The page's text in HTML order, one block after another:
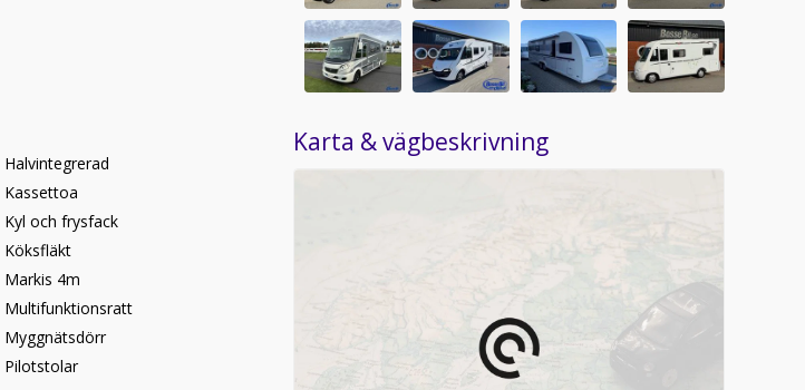
Halvintegrerad
Kassettoa
Kyl och frysfack
Köksfläkt
Markis 4m
Multifunktionsratt
Myggnätsdörr
Pilotstolar
Karta & vägbeskrivning